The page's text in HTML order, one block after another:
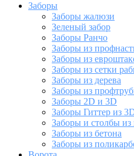
Заборы
Заборы жалюзи
Зеленый забор
Заборы Ранчо
Заборы из
Заборы из
Заборы из сетки
Заборы из дерева
Заборы из
Заборы 2D и 3D
Заборы Гиттер из
Заборы и столбы из
Заборы из бетона
Заборы из